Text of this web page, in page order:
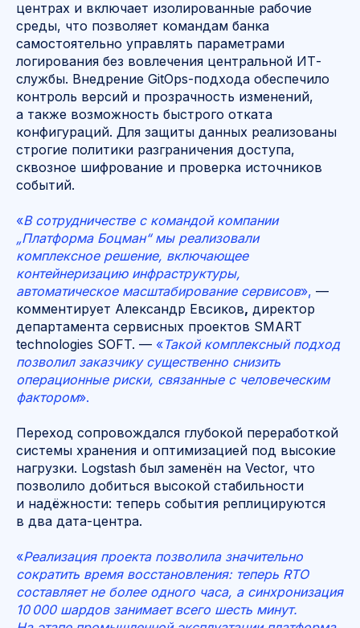
центрах и включает изолированные рабочие
среды, что позволяет командам банка
самостоятельно управлять параметрами
логирования без вовлечения центральной ИТ-
службы. Внедрение GitOps-подхода обеспечило
контроль версий и прозрачность изменений,
а также возможность быстрого отката
конфигураций. Для защиты данных реализованы
строгие политики разграничения доступа,
сквозное шифрование и проверка источников
событий.
«В сотрудничестве с командой компании
„Платформа Боцман“ мы реализовали
комплексное решение, включающее
контейнеризацию инфраструктуры,
автоматическое масштабирование сервисов», —
комментирует Александр Евсиков, директор
департамента сервисных проектов SMART
technologies SOFT. — «Такой комплексный подход
позволил заказчику существенно снизить
операционные риски, связанные с человеческим
фактором».
Переход сопровождался глубокой переработкой
системы хранения и оптимизацией под высокие
нагрузки. Logstash был заменён на Vector, что
позволило добиться высокой стабильности
и надёжности: теперь события реплицируются
в два дата-центра.
«Реализация проекта позволила значительно
сократить время восстановления: теперь RTO
составляет не более одного часа, а синхронизация
10 000 шардов занимает всего шесть минут.